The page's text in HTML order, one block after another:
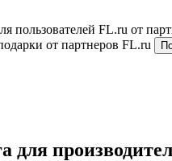
пользователей FL.ru от
от партнеров FL.ru
для